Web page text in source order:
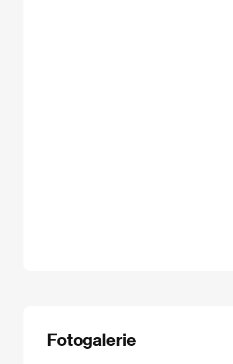
Fotogalerie